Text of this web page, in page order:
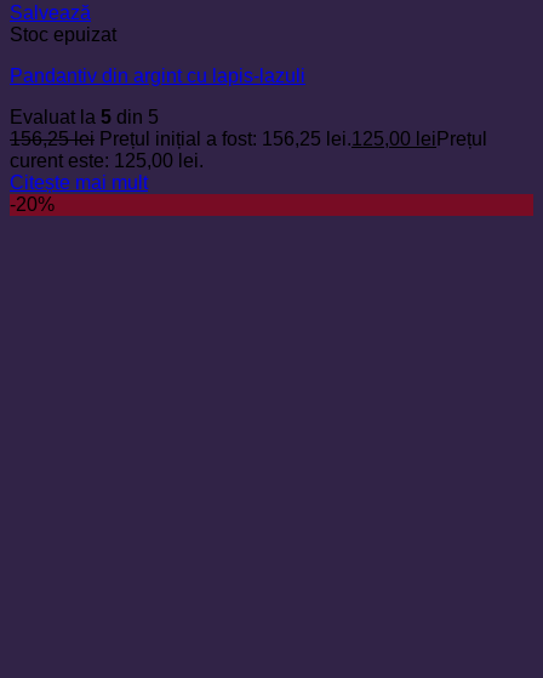
Salvează
Stoc epuizat
Pandantiv din argint cu lapis-lazuli
Evaluat la 5 din 5
156,25lei Prețul inițial a fost: 156,25 lei.125,00 lei Prețul
curent este: 125,00 lei.
Citește mai mult
-20%